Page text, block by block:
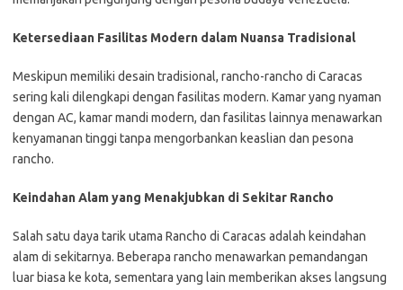
Ketersediaan Fasilitas Modern dalam Nuansa Tradisional
Meskipun memiliki desain tradisional, rancho-rancho di Caracas
sering kali dilengkapi dengan fasilitas modern. Kamar yang nyaman
dengan AC, kamar mandi modern, dan fasilitas lainnya menawarkan
kenyamanan tinggi tanpa mengorbankan keaslian dan pesona
rancho.
Keindahan Alam yang Menakjubkan di Sekitar Rancho
Salah satu daya tarik utama Rancho di Caracas adalah keindahan
alam di sekitarnya. Beberapa rancho menawarkan pemandangan
luar biasa ke kota, sementara yang lain memberikan akses langsung